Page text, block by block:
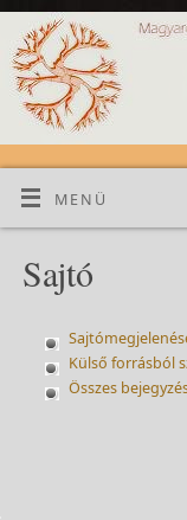
MENÜ
Sajtó
Külső forrásból
Összes